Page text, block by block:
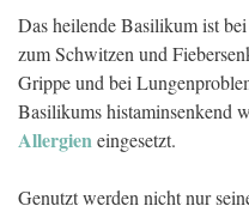
Das heilende Basilikum ist
zum Schwitzen und
Grippe und bei
Basilikums histaminsenkend
Allergieneingesetzt.
Genutzt werden nicht nur